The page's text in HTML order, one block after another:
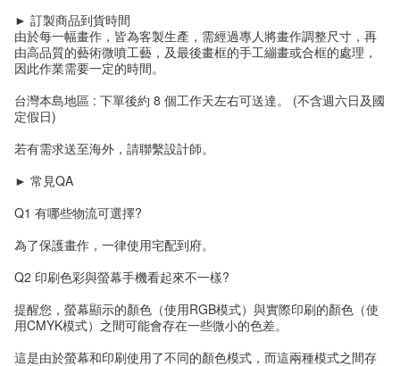
► 訂製商品到貨時間
由於每一幅畫作，皆為客製生產，需經過專人將畫作調整尺寸，再
由高品質的藝術微噴工藝，及最後畫框的手工繃畫或合框的處理，
因此作業需要一定的時間。
台灣本島地區 : 下單後約 8 個工作天左右可送達。 (不含週六日及國
定假日)
若有需求送至海外，請聯繫設計師。
► 常見QA
Q1 有哪些物流可選擇?
為了保護畫作，一律使用宅配到府。
Q2 印刷色彩與螢幕手機看起來不一樣?
提醒您，螢幕顯示的顏色（使用RGB模式）與實際印刷的顏色（使
用CMYK模式）之間可能會存在一些微小的色差。
這是由於螢幕和印刷使用了不同的顏色模式，而這兩種模式之間存